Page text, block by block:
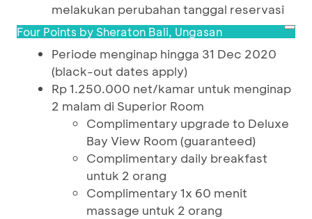
melakukan perubahan tanggal reservasi
Four Points by Sheraton Bali, Ungasan
Periode menginap hingga 31 Dec 2020
(black-out dates apply)
Rp 1.250.000 net/kamar untuk menginap
2 malam di Superior Room
Complimentary upgrade to Deluxe
Bay View Room (guaranteed)
Complimentary daily breakfast
untuk 2 orang
Complimentary 1x 60 menit
massage untuk 2 orang